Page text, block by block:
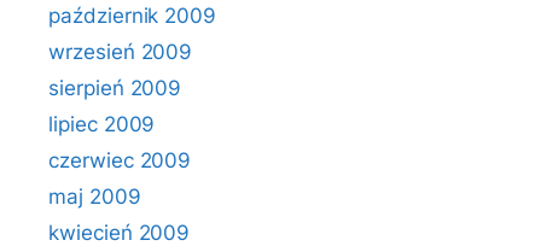
październik 2009
wrzesień 2009
sierpień 2009
lipiec 2009
czerwiec 2009
maj 2009
kwiecień 2009